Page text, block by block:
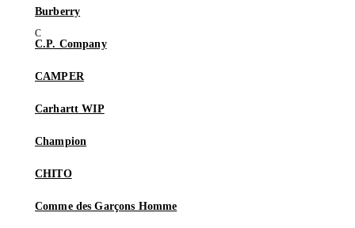
Burberry
C.P. Company
CAMPER
Carhartt WIP
Champion
CHITO
Comme des Garçons Homme